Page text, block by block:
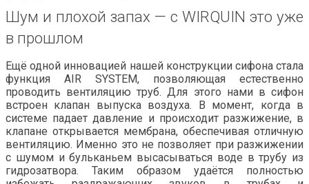
Шум и плохой запах — с WIRQUIN это уже
в прошлом
Ещё одной инновацией нашей конструкции сифона стала
функция AIR SYSTEM, позволяющая естественно
проводить вентиляцию труб. Для этого нами в сифон
встроен клапан выпуска воздуха. В момент, когда в
системе падает давление и происходит разжижение, в
клапане открывается мембрана, обеспечивая отличную
вентиляцию. Именно это не позволяет при разжижении
с шумом и бульканьем высасываться воде в трубу из
гидрозатвора. Таким образом удаётся полностью